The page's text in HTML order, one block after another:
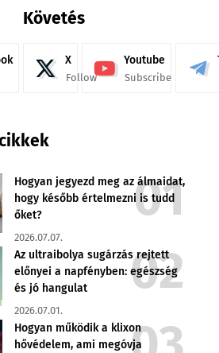
Követés
X
Follow
Youtube
Subscribe
Hogyan jegyezd meg az álmaidat,
hogy később értelmezni is tudd
őket?
2026.07.07.
Az ultraibolya sugárzás rejtett
előnyei a napfényben: egészség
és jó hangulat
2026.07.01.
Hogyan működik a klixon
hővédelem, ami megóvja